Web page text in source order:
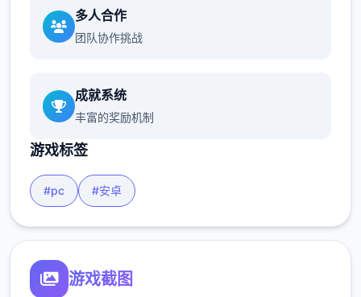
多人合作
团队协作挑战
成就系统
丰富的奖励机制
游戏标签
#pc #安卓
游戏截图